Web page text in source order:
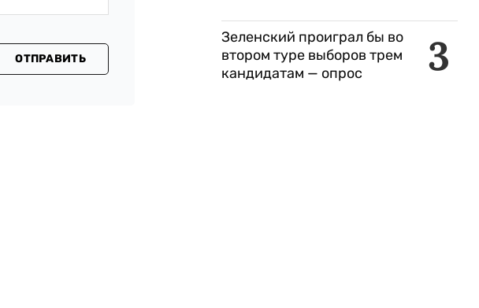
ОТПРАВИТЬ 3
Зеленский проиграл бы во
втором туре выборов трем
кандидатам — опрос